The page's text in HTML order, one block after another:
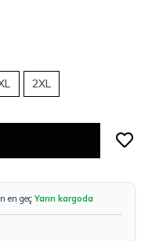
2XL
en geçYarın kargoda